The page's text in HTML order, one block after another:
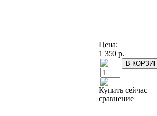
Цена:
1 350 р.
Купить сейчас
сравнение